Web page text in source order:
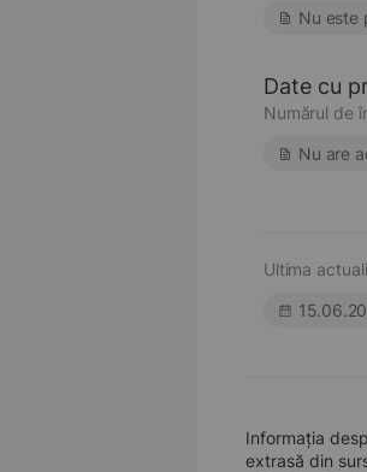
Nu este
Date cu
Numărul de
Nu are
Ultima
Informația
extrasă din